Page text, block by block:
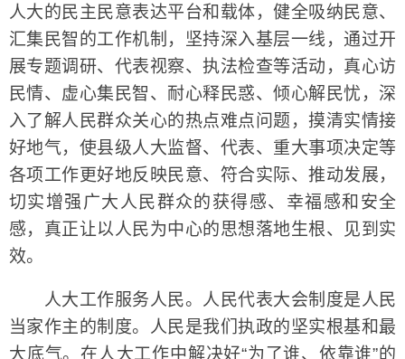
人大的民主民意表达平台和载体，健全吸纳民意、
汇集民智的工作机制，坚持深入基层一线，通过开
展专题调研、代表视察、执法检查等活动，真心访
民情、虚心集民智、耐心释民惑、倾心解民忧，深
入了解人民群众关心的热点难点问题，摸清实情接
好地气，使县级人大监督、代表、重大事项决定等
各项工作更好地反映民意、符合实际、推动发展，
切实增强广大人民群众的获得感、幸福感和安全
感，真正让以人民为中心的思想落地生根、见到实
效。
人大工作服务人民。人民代表大会制度是人民
当家作主的制度。人民是我们执政的坚实根基和最
大底气。在人大工作中解决好“为了谁、依靠谁”的